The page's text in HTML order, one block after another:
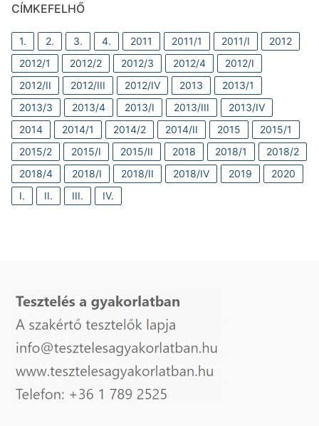
CÍMKEFELHŐ
1. 2. 3. 4. 2011 2011/1 2011/I
2012
2012/1
2012/2 2012/3 2012/4
2012/I
2012/II
2012/III 2012/IV 2013
2013/1
2013/3
2013/4 2013/I 2013/III
2013/IV
2014
2014/1 2014/2 2014/II 2015
2015/1
2015/2
2015/I 2015/II 2018 2018/1
2018/2
2018/4
2018/I 2018/II 2018/IV 2019
2020
I.
II. III. IV.